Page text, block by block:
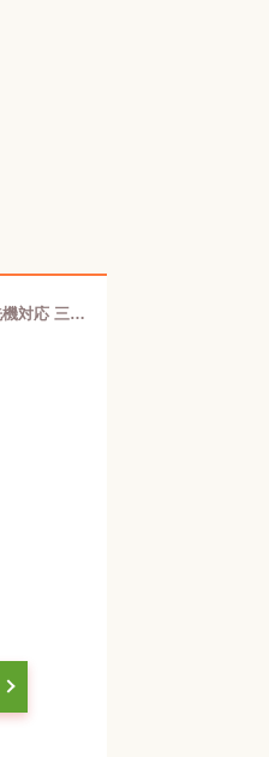
お弁当箱 3段 840ml 保冷麺ランチボックス 縦型 （ 弁当箱 ランチボックス レンジ対応 食洗機対応 三段 弁当 お弁当 スリム レンジOK 食洗機OK ランチ そうめん 冷麺 うどん そば 大人 ） 【3980円以上送料無料】